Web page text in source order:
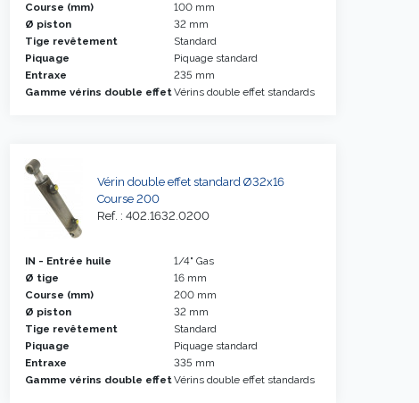
Course (mm)
100 mm
Ø piston
32 mm
Tige revêtement
Standard
Piquage
Piquage standard
Entraxe
235 mm
Gamme vérins double effetVérins double effet standards
Vérin double effet standard Ø32x16
Course 200
Ref. : 402.1632.0200
IN - Entrée huile
1/4" Gas
Ø tige
16 mm
Course (mm)
200 mm
Ø piston
32 mm
Tige revêtement
Standard
Piquage
Piquage standard
Entraxe
335 mm
Gamme vérins double effetVérins double effet standards